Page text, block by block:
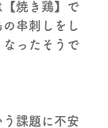
【焼き鶏】
で
串刺しをし
なったそうで
う課題に不安